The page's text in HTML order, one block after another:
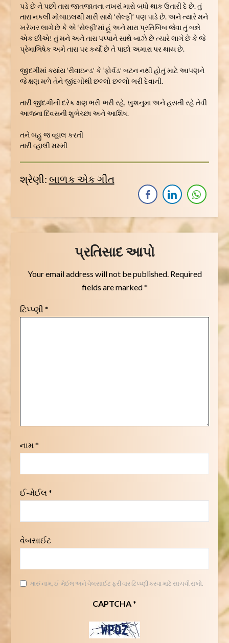
પડે છે ને પછી તારા જાતજાતના નખરાં મારો બધો થાક ઉતારી દે છે. તું
તારા નકલી મોબાઇલથી મારી સાથે ‘સેલ્ફી’ પણ પાડે છે. અને ત્યારે મને
ખરેખર લાગે છે કે એ ‘સેલ્ફી’માં હું અને મારા પ્રતિબિંબ જેવા તું બન્ને
એક છીએ! તું મને અને તારા પપ્પાને સાથે બાઝે છે ત્યારે લાગે છે કે જે
પ્રેમાભિષેક અમે તારા પર કર્યો છે તે પાછો અમારા પર થાય છે.
જીદગીમાં ક્યાંય ‘રીવાઇન્ડ’ કે ‘ફોર્વડ’ બટન નથી હોતું માટે આપણને
જે ક્ષણ મળે તેને જીંદગીથી છલ્લો છલ્લો ભરી દેવાની.
તારી જીંદગીની દરેક ક્ષણ ભરી-ભરી રહે, ખુશનુમા અને હસતી રહે તેવી
આજના દિવસની શુભેચ્છા અને આશિષ.
તને બહુ જ વ્હાલ કરતી
તારી વ્હાલી મમ્મી
શ્રેણી: બાળક એક ગીત
પ્રતિસાદ આપો
Your email address will not be published. Required
fields are marked*
ટિપ્પ્ણી *
નામ *
ઈ-મેઈલ *
વેબસાઈટ
મારું નામ, ઈ-મેઈલ અને વેબસાઈટ ફરી વાર ટિપ્પ્ણી કરવા માટે સાચવી રાખો.
CAPTCHA*